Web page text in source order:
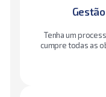
Tenha um
cumpre todas as